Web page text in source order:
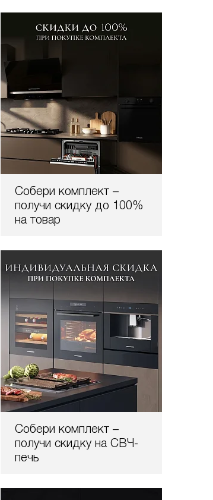
Собери комплект –
получи скидку до 100%
на товар
Собери комплект –
получи скидку на СВЧ-
печь